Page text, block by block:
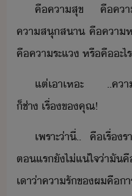
คื​คาสุข​ ​คื​ค
คาสุ​สา​ ​คื​คา​
คื​คาระแ​ ​หรื​คื​ะไ
แต่​เา​เหะ​ ​..​คา
็ช่า​ ​เรื่​ข​คุณ​!
เพราะ่า​ี่​..​ ​คื​เรื่
ตแร​ั​ไ่แ่ใจ​่า​ั
เา​่าคา​รั​ข​ผ​คื​